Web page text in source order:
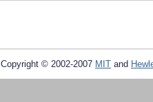
Copyright © 2002-2007 MIT and